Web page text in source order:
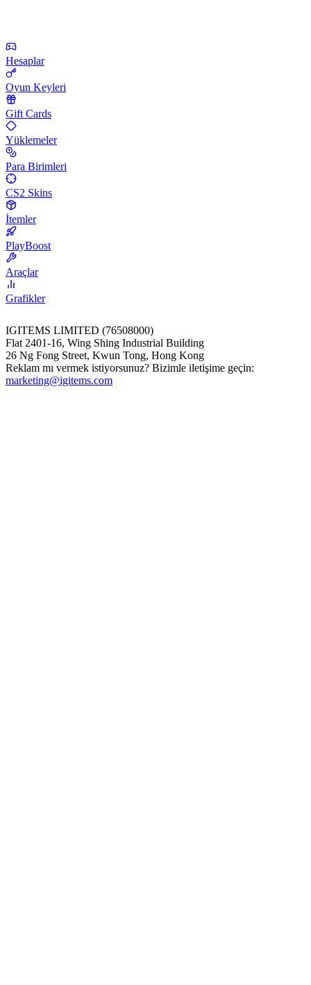
Hesaplar
Oyun Keyleri
Gift Cards
Yüklemeler
Para Birimleri
CS2 Skins
İtemler
PlayBoost
Araçlar
Grafikler
IGITEMS LIMITED (76508000)
Flat 2401-16, Wing Shing Industrial Building
26 Ng Fong Street, Kwun Tong, Hong Kong
Reklam mı vermek istiyorsunuz? Bizimle iletişime geçin:
marketing@igitems.com